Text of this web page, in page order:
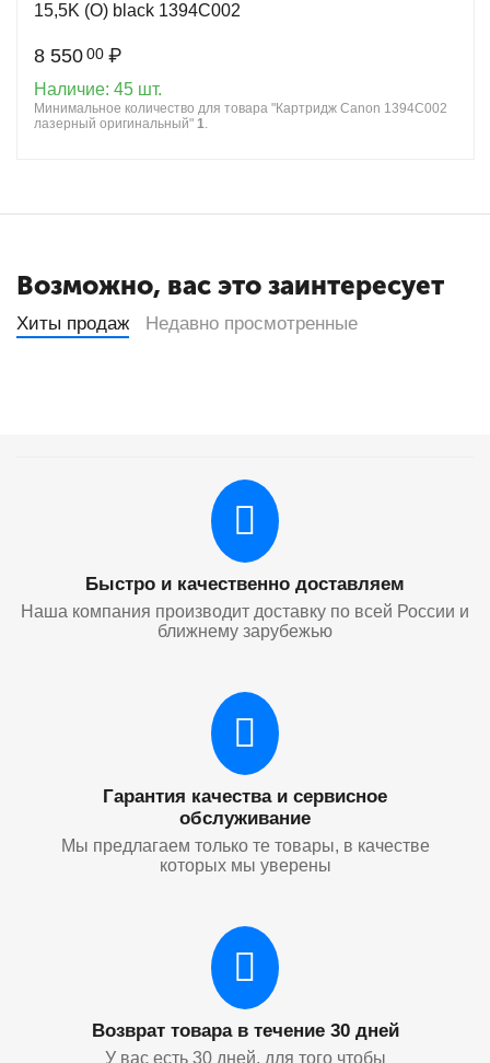
15,5K (О) black 1394C002
8 550 00 ₽
Наличие: 45 шт.
Минимальное количество для товара "Картридж Canon 1394C002
лазерный оригинальный" 1.
Возможно, вас это заинтересует
Хиты продаж Недавно просмотренные
Быстро и качественно доставляем
Наша компания производит доставку по всей России и
ближнему зарубежью
Гарантия качества и сервисное
обслуживание
Мы предлагаем только те товары, в качестве
которых мы уверены
Возврат товара в течение 30 дней
У вас есть 30 дней, для того чтобы